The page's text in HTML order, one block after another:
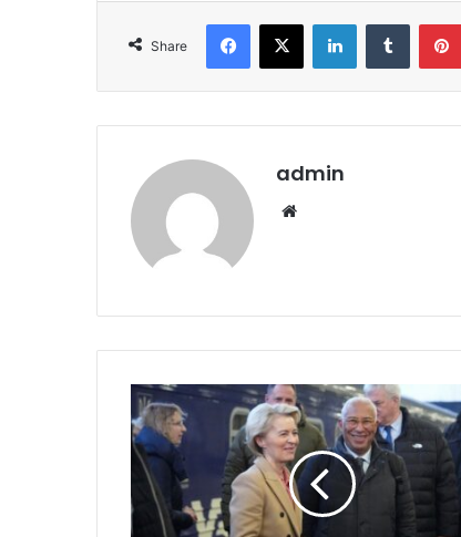
Share
Facebook
X LinkedInTumblr
admin